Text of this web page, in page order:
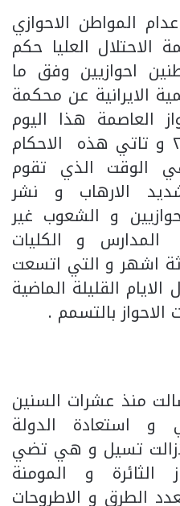
المواطن الاحوازي
العليا حكم
احوازيين وفق ما
الايرانية عن محكمة
العاصمة هذا اليوم
السادس من مارس ٢٠٢٣ و تاتي هذه الاحكام
في الوقت الذي تقوم
الارهاب و نشر
و الشعوب غير
و الكليات
اشهر و التي اتسعت
القليلة الماضية
بالتسمم .
منذ عشرات السنين
و استعادة الدولة
لازالت تسيل و هي تضي
الثائرة و المومنة
الطرق و الاطروحات